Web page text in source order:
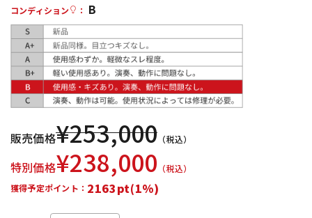
中古 ヴィンテージ
コンディション
： B
販売価格¥253,000 （税込）
特別価格¥238,000 （税込）
獲得予定ポイント： 2163pt(1%)